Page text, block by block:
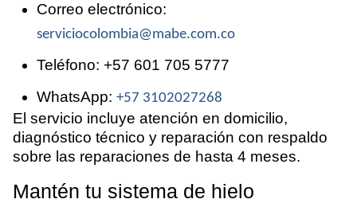
Correo electrónico:
serviciocolombia@mabe.com.co
Teléfono: +57 601 705 5777
WhatsApp: +57 3102027268
El servicio incluye atención en domicilio,
diagnóstico técnico y reparación con respaldo
sobre las reparaciones de hasta 4 meses.
Mantén tu sistema de hielo